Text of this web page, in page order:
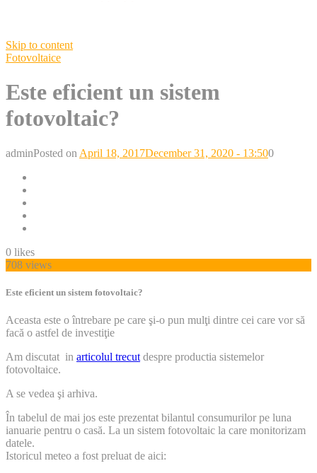
Skip to content
Fotovoltaice
Este eficient un sistem
fotovoltaic?
adminPosted on April 18, 2017December 31, 2020 - 13:500
0 likes
708 views
Este eficient un sistem fotovoltaic?
Aceasta este o întrebare pe care şi-o pun mulţi dintre cei care vor să
facă o astfel de investiţie
Am discutat in articolul trecut despre productia sistemelor
fotovoltaice.
A se vedea şi arhiva.
În tabelul de mai jos este prezentat bilantul consumurilor pe luna
ianuarie pentru o casă. La un sistem fotovoltaic la care monitorizam
datele.
Istoricul meteo a fost preluat de aici: